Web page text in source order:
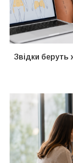
Звідки беруть